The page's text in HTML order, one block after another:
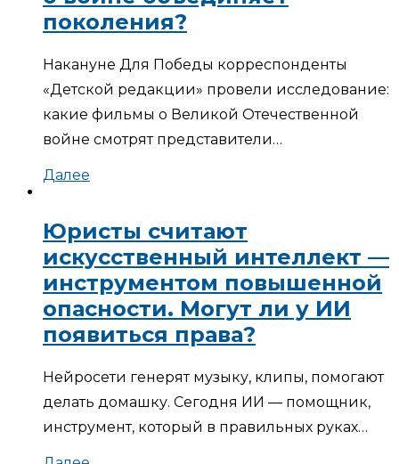
поколения?
Накануне Для Победы корреспонденты
«Детской редакции» провели исследование:
какие фильмы о Великой Отечественной
войне смотрят представители…
Далее
Юристы считают
искусственный интеллект —
инструментом повышенной
опасности. Могут ли у ИИ
появиться права?
Нейросети генерят музыку, клипы, помогают
делать домашку. Сегодня ИИ — помощник,
инструмент, который в правильных руках…